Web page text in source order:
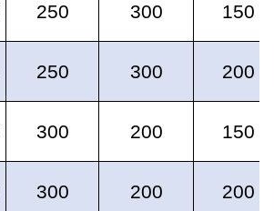
250 300 150
250 300 200
300 200 150
300 200 200